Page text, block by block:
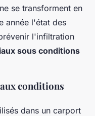
se transforment en
année l'état des
l'infiltration
sous conditions
conditions
dans un carport